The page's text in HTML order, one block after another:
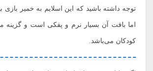
توجه داشته باشید که این اسلایم به خمیر بازی
اما بافت آن بسیار نرم و پفکی است و گزینه
کودکان می‌باشد.